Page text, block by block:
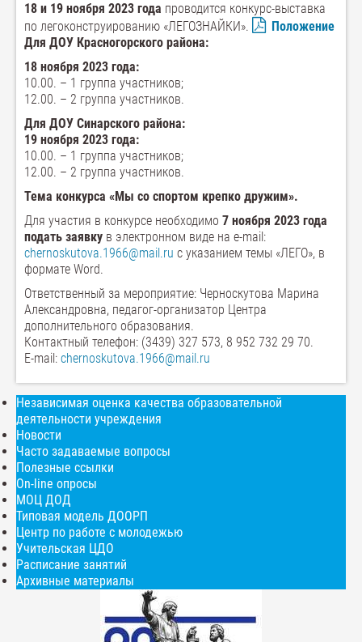
18 и 19 ноября 2023 года проводится конкурс-выставка
по легоконструированию «ЛЕГОЗНАЙКИ».
Положение
Для ДОУ Красногорского района:
18 ноября 2023 года:
10.00. – 1 группа участников;
12.00. – 2 группа участников.
Для ДОУ Синарского района:
19 ноября 2023 года:
10.00. – 1 группа участников;
12.00. – 2 группа участников.
Тема конкурса «Мы со спортом крепко дружим».
Для участия в конкурсе необходимо 7 ноября 2023 года
подать заявку в электронном виде на e-mail:
chernoskutova.1966@mail.ru с указанием темы «ЛЕГО», в
формате Word.
Ответственный за мероприятие: Черноскутова Марина
Александровна, педагог-организатор Центра
дополнительного образования.
Контактный телефон: (3439) 327 573, 8 952 732 29 70.
Е-mail: chernoskutova.1966@mail.ru
Независимая оценка качества образовательной
деятельности учреждения
Новости
Часто задаваемые вопросы
Полезные ссылки
On-line опросы
МОЦ ДОД
Типовая модель ДООРП
Центр по работе с молодежью
Учительская ЦДО
Расписание занятий
Архивные материалы